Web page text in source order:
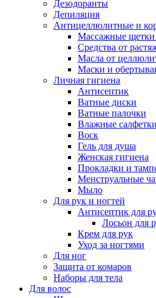
Дезодоранты
Депиляция
Антицеллюлитные и
Массажные щетки
Средства от
Масла от
Маски и
Личная гигиена
Антисептик
Ватные диски
Ватные палочки
Влажные салфетки
Воск
Гель для душа
Женская гигиена
Прокладки и
Менструальные
Мыло
Для рук и ногтей
Антисептик для
Лосьон для
Крем для рук
Уход за ногтями
Для ног
Защита от комаров
Наборы для тела
Для волос